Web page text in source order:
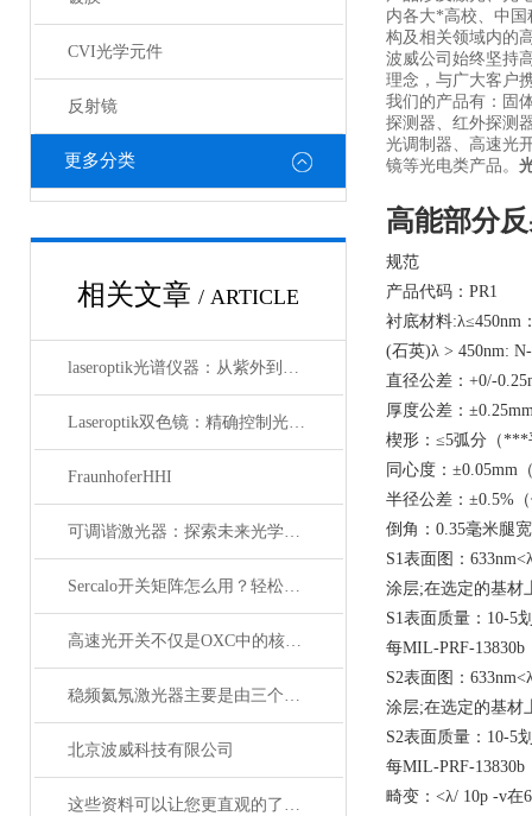
CVI光学元件
反射镜
更多分类
相关文章 / ARTICLE
laseroptik光谱仪器：从紫外到红外的精密光学测量解决方案
Laseroptik双色镜：精确控制光的波长与功率
FraunhoferHHI
可调谐激光器：探索未来光学应用的无限可能
Sercalo开关矩阵怎么用？轻松实现光路智能切换
高速光开关不仅是OXC中的核心器件，它还广泛应用于这些领域
稳频氦氖激光器主要是由三个部分组成
北京波威科技有限公司
这些资料可以让您更直观的了解什么是电光调制器！
内各大*高校、中
构及相关领域内的
波威公司始终坚持
理念，与广大客户
我们的产品有：固
探测器、红外探测
光调制器、高速光
镜等光电类产品。
高能部分
规范
产品代码：PR1
衬底材料:λ≤450nm
(石英)λ > 450nm:
直径公差：+0/-
厚度公差：
楔形：≤5弧分（***
同心度：±0.05mm
半径公差：±0.5%
倒角：0.35毫米腿
S1表面图：
涂层;在选定的基材
S1表面质量：10-5
每MIL-PRF-13830b
S2表面图：
涂层;在选定的基材
S2表面质量：10-5
每MIL-PRF-
畸变：<λ/ 10p -v在